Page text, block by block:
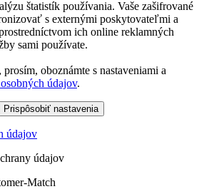
štatistík používania. Vaše zašifrované
s externými poskytovateľmi a
ich online reklamných
sami používate.
oboznámte s nastaveniami a
údajov.
Prispôsobiť nastavenia
údajov
údajov
Match